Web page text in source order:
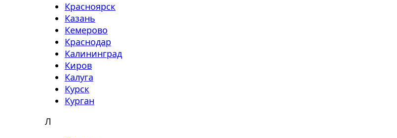
Красноярск
Казань
Кемерово
Краснодар
Калининград
Киров
Калуга
Курск
Курган
Л